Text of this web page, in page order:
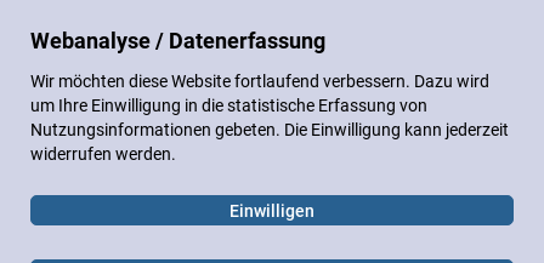
Webanalyse / Datenerfassung
Wir möchten diese Website fortlaufend verbessern. Dazu wird
um Ihre Einwilligung in die statistische Erfassung von
Nutzungsinformationen gebeten. Die Einwilligung kann jederzeit
widerrufen werden.
Einwilligen
Gebärdensprache
Leichte Sprache